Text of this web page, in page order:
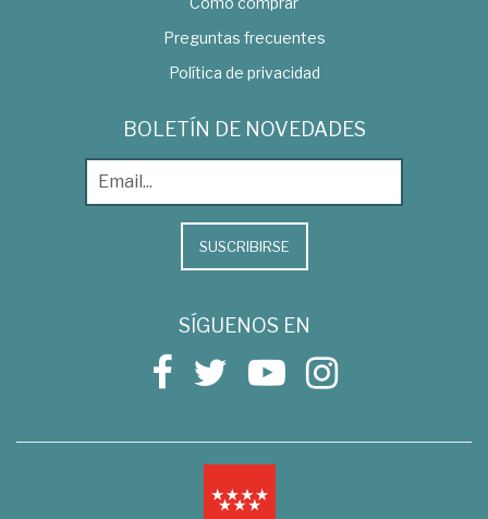
Preguntas frecuentes
Política de privacidad
BOLETÍN DE NOVEDADES
SUSCRIBIRSE
SÍGUENOS EN